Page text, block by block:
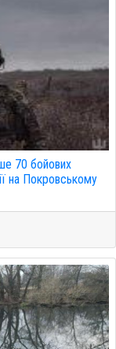
70 бойових
на Покровському